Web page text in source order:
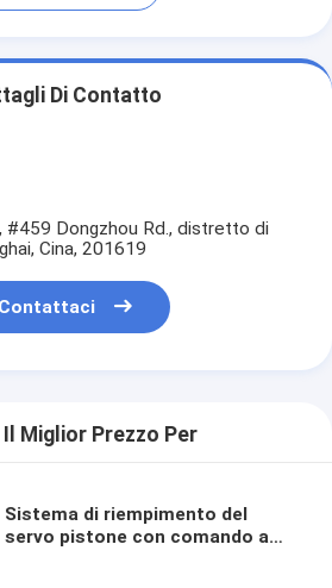
Di Contatto
#459 Dongzhou Rd., distretto di
Cina, 201619
Contattaci
Miglior Prezzo Per
Sistema di riempimento del
servo pistone con comando a